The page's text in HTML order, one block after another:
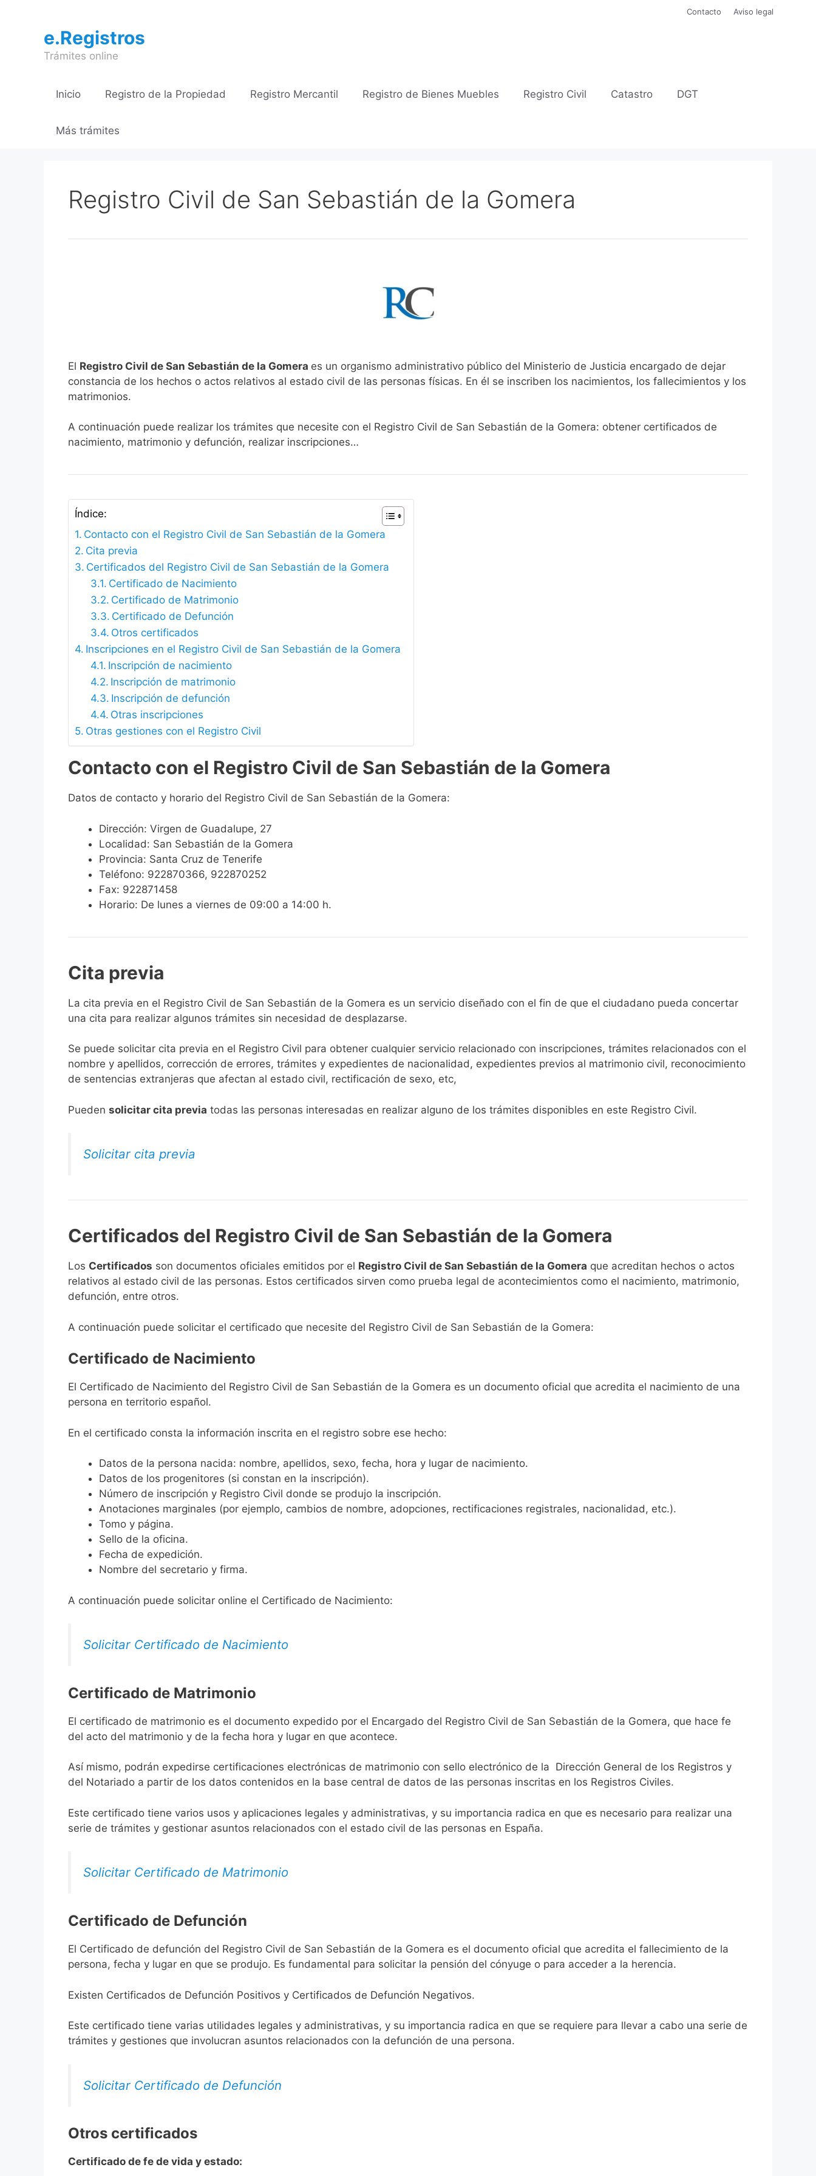
contenido
Contacto Aviso legal
e.Registros
Trámites online
Inicio Registro de la Propiedad Registro Mercantil Registro de Bienes Muebles Registro Civil Catastro DGT
Más trámites
Registro Civil de San Sebastián de la Gomera
El Registro Civil de San Sebastián de la Gomera es un organismo administrativo público del Ministerio de Justicia encargado de dejar
constancia de los hechos o actos relativos al estado civil de las personas físicas. En él se inscriben los nacimientos, los fallecimientos y los
matrimonios.
A continuación puede realizar los trámites que necesite con el Registro Civil de San Sebastián de la Gomera: obtener certificados de
nacimiento, matrimonio y defunción, realizar inscripciones…
Índice:
Contacto con el Registro Civil de San Sebastián de la Gomera
Cita previa
Certificados del Registro Civil de San Sebastián de la Gomera
Certificado de Nacimiento
Certificado de Matrimonio
Certificado de Defunción
Otros certificados
Inscripciones en el Registro Civil de San Sebastián de la Gomera
Inscripción de nacimiento
Inscripción de matrimonio
Inscripción de defunción
Otras inscripciones
Otras gestiones con el Registro Civil
Contacto con el Registro Civil de San Sebastián de la Gomera
Datos de contacto y horario del Registro Civil de San Sebastián de la Gomera:
Dirección: Virgen de Guadalupe, 27
Localidad: San Sebastián de la Gomera
Provincia: Santa Cruz de Tenerife
Teléfono: 922870366, 922870252
Fax: 922871458
Horario: De lunes a viernes de 09:00 a 14:00 h.
Cita previa
​​​​​​​​​​​​​​​​​​​​​​​​​​​​La cita previa en el Registro Civil de San Sebastián de la Gomera es un servicio diseñado con el fin de que el ciudadano pueda concertar
una cita para realizar algunos trámites sin necesidad de desplazarse.​
Se puede solicitar cita previa en el Registro Civil para obtener cualquier servicio relacionado con inscripciones, trámites relacionados con el
nombre y apellidos, corrección de errores, trámites y expedientes de nacionalidad, expedientes previos al matrimonio civil, reconocimiento
de sentencias extranjeras que afectan al estado civil, rectificación de sexo, etc,
​Pueden solicitar cita previa todas las personas interesadas en realizar alguno de los trámites disponibles en este Registro Civil.​
Solicitar cita previa
Certificados del Registro Civil de San Sebastián de la Gomera
Los Certificados son documentos oficiales emitidos por el Registro Civil de San Sebastián de la Gomera que acreditan hechos o actos
relativos al estado civil de las personas. Estos certificados sirven como prueba legal de acontecimientos como el nacimiento, matrimonio,
defunción, entre otros.
A continuación puede solicitar el certificado que necesite del Registro Civil de San Sebastián de la Gomera:
Certificado de Nacimiento
El Certificado de Nacimiento del Registro Civil de San Sebastián de la Gomera es un documento oficial que acredita el nacimiento de una
persona en territorio español.
En el certificado consta la información inscrita en el registro sobre ese hecho:
Datos de la persona nacida: nombre, apellidos, sexo, fecha, hora y lugar de nacimiento.
Datos de los progenitores (si constan en la inscripción).
Número de inscripción y Registro Civil donde se produjo la inscripción.
Anotaciones marginales (por ejemplo, cambios de nombre, adopciones, rectificaciones registrales, nacionalidad, etc.).
Tomo y página.
Sello de la oficina.
Fecha de expedición.
Nombre del secretario y firma.
A continuación puede solicitar online el Certificado de Nacimiento:
Solicitar Certificado de Nacimiento
Certificado de Matrimonio
El certificado de matrimonio es el documento expedido por el Encargado del Registro Civil de San Sebastián de la Gomera, que hace fe
del acto del matrimonio y de la fecha hora y lugar en que acontece.
Así mismo, podrán expedirse certificaciones electrónicas de matrimonio con sello electrónico de la Dirección General de los Registros y
del Notariado a partir de los datos contenidos en la base central de datos de las personas inscritas en los Registros Civiles.
Este certificado tiene varios usos y aplicaciones legales y administrativas, y su importancia radica en que es necesario para realizar una
serie de trámites y gestionar asuntos relacionados con el estado civil de las personas en España.
Solicitar Certificado de Matrimonio
Certificado de Defunción
El Certificado de defunción del Registro Civil de San Sebastián de la Gomera es el documento oficial que acredita el fallecimiento de la
persona, fecha y lugar en que se produjo. Es fundamental para solicitar la pensión del cónyuge o para acceder a la herencia.
Existen Certificados de Defunción Positivos y Certificados de Defunción Negativos.
Este certificado tiene varias utilidades legales y administrativas, y su importancia radica en que se requiere para llevar a cabo una serie de
trámites y gestiones que involucran asuntos relacionados con la defunción de una persona.
Solicitar Certificado de Defunción
Otros certificados
Certificado de fe de vida y estado: